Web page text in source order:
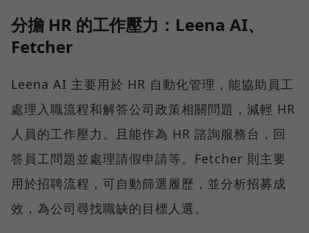
分擔 HR 的工作壓力：Leena AI、
Fetcher
Leena AI 主要用於 HR 自動化管理，能協助員工
處理入職流程和解答公司政策相關問題，減輕 HR
人員的工作壓力。且能作為 HR 諮詢服務台，回
答員工問題並處理請假申請等。Fetcher 則主要
用於招聘流程，可自動篩選履歷，並分析招募成
效，為公司尋找職缺的目標人選。